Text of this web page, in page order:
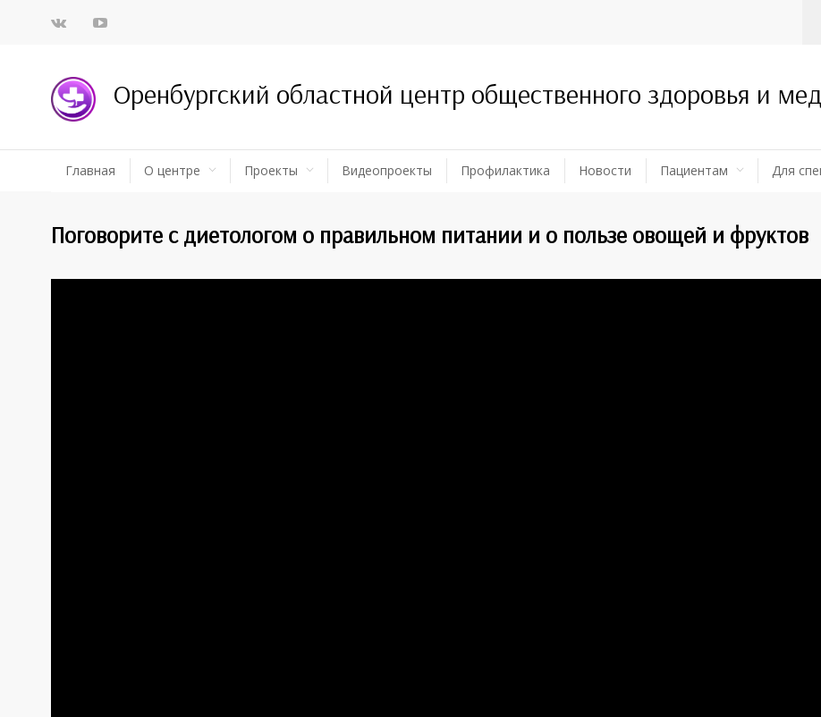
Оренбургский областной центр общественного здоровья и
Главная О центре Проекты Видеопроекты Профилактика Новости Пациентам Для
Поговорите с диетологом о правильном питании и о пользе овощей и фруктов